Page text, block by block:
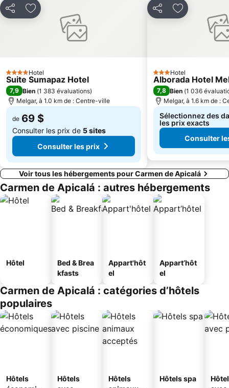
PartagerAjouter à mes favoris
4 ÉtoilesHotel
Suite Sumapaz Hotel
7,9 Bien (1 383 évaluations)
Melgar, à 1.0 km de : Centre-ville
de 69 $
Consulter les prix de 5 sites
Consulter les prix
PartagerAjouter à
3 Étoiles
Hotel
Alborada Hotel
7,8 Bien (1 036
Melgar, à 1.6 km de :
Sélectionnez des
les prix exacts
Consulter
Voir tous les hébergements pour Carmen de Apicalá
Carmen de Apicalá : autres hébergements
Hôtel
Bed & Brea
kfasts
Appart'hôt
el
Appart’hôt
el
Carmen de Apicalá : catégories d’hôtels
populaires
Hôtels
Hôtels
Hôtels
Hôtels spa